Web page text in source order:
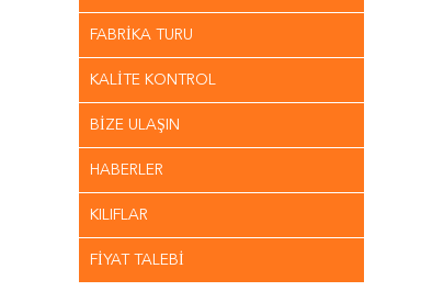
FABRIKA TURU
KALITE KONTROL
BIZE ULAŞIN
HABERLER
KILIFLAR
FIYAT TALEBI